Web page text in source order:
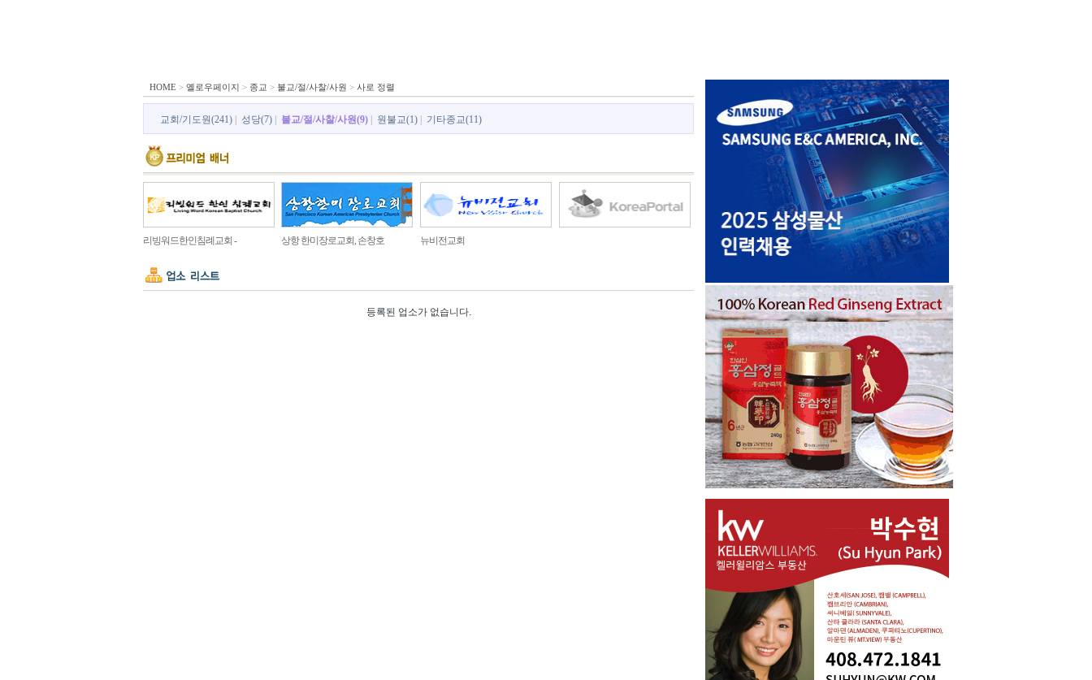
HOME > 옐로우페이지 > 종교 > 불교/절/사찰/사원 > 사로 정렬
교회/기도원(241) 성당(7) 불교/절/사찰/사원(9) 원불교(1) 기타종교(11)
리빙워드한인침례교회 - 상항 한미장로교회, 손창호 뉴비전교회
등록된 업소가 없습니다.